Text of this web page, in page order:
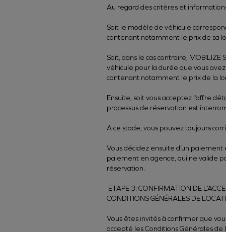
Au regard des critères et
Soit le modèle de véhicule
contenant notamment le prix de sa
Soit, dans le cas contraire,
véhicule pour la durée que vous
contenant notamment le prix de la
Ensuite, soit vous acceptez l’offre
processus de réservation est
A ce stade, vous pouvez toujours
Vous décidez ensuite d’un
paiement en agence, qui ne valide
réservation.
ETAPE 3: CONFIRMATION DE
CONDITIONS GÉNÉRALES DE
Vous êtes invités à confirmer que
accepté les Conditions Générales